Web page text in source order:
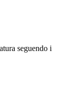
seguendo i